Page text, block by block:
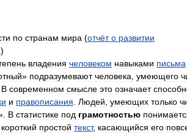
по странам мира (отчёт о развитии
)
владения человеком навыками письма
» подразумевают человека умеющего
В современном смысле это означает
и правописания Людей умеющих только
В статистике под грамотностью
короткий простой текст, касающийся его